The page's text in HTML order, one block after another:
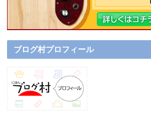
ブログ村プロフィール